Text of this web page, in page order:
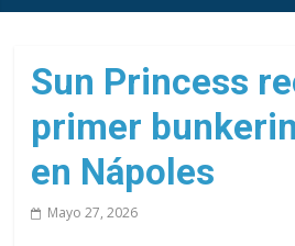
la
de
cruceros
en
un
solo
Sun Princess
primer
en Nápoles
Mayo 27, 2026